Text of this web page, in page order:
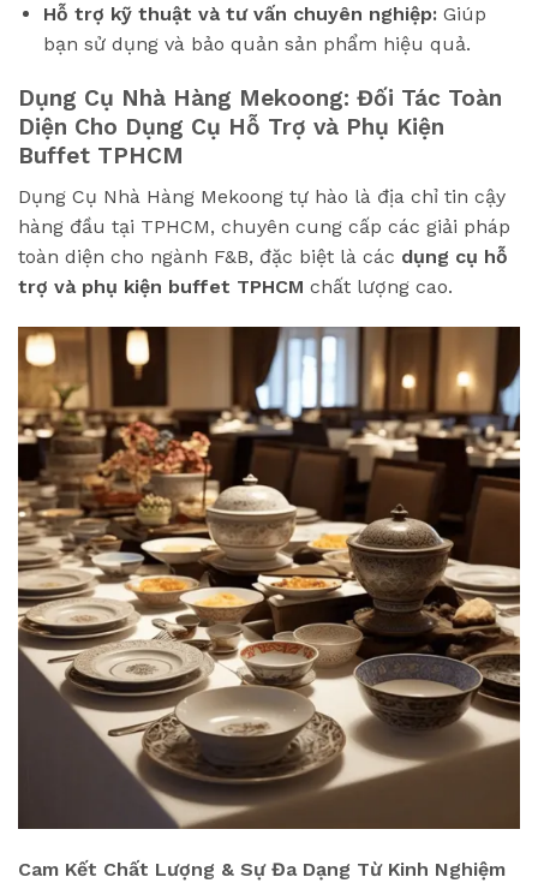
Hỗ trợ kỹ thuật và tư vấn chuyên nghiệp:Giúp
bạn sử dụng và bảo quản sản phẩm hiệu quả.
Dụng Cụ Nhà Hàng Mekoong: Đối Tác Toàn
Diện Cho Dụng Cụ Hỗ Trợ và Phụ Kiện
Buffet TPHCM
Dụng Cụ Nhà Hàng Mekoong tự hào là địa chỉ tin cậy
hàng đầu tại TPHCM, chuyên cung cấp các giải pháp
toàn diện cho ngành F&B, đặc biệt là các dụng cụ hỗ
trợ và phụ kiện buffet TPHCM chất lượng cao.
Cam Kết Chất Lượng & Sự Đa Dạng Từ Kinh Nghiệm